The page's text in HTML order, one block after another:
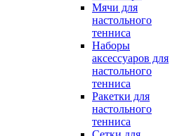
Мячи для
настольного
тенниса
Наборы
аксессуаров для
настольного
тенниса
Ракетки для
настольного
тенниса